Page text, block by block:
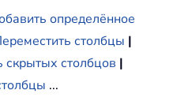
определённое
столбцы |
скрытых столбцов |
...